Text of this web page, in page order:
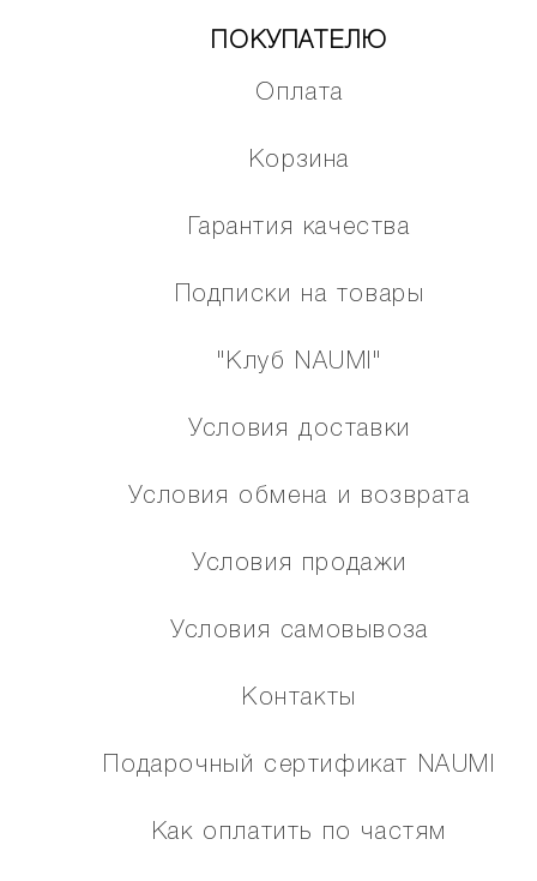
ПОКУПАТЕЛЮ
Оплата
Корзина
Гарантия качества
Подписки на товары
"Клуб NAUMI"
Условия доставки
Условия обмена и возврата
Условия продажи
Условия самовывоза
Контакты
Подарочный сертификат NAUMI
Как оплатить по частям